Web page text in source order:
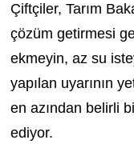
Çiftçiler, Tarım
çözüm getirmesi
ekmeyin, az su
yapılan uyarının
en azından belirli
ediyor.